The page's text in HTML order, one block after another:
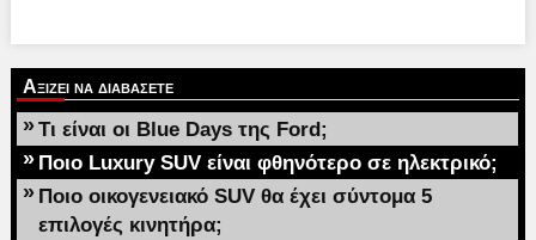
Αξιζει να διαβασετε
» Τι είναι οι Blue Days της Ford;
» Ποιο Luxury SUV είναι φθηνότερο σε ηλεκτρικό;
» Ποιο οικογενειακό SUV θα έχει σύντομα 5
επιλογές κινητήρα;